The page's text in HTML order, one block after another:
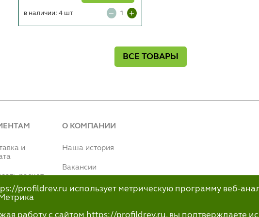
в наличии: 4 шт
ВСЕ ТОВАРЫ
и
расчет
магазин
ш.,
О КОМПАНИИ
Наша история
Вакансии
Наше производство
profildrev.ru использует метрическую программу веб-
работу с сайтом https://profildrev.ru, вы подтверждаете